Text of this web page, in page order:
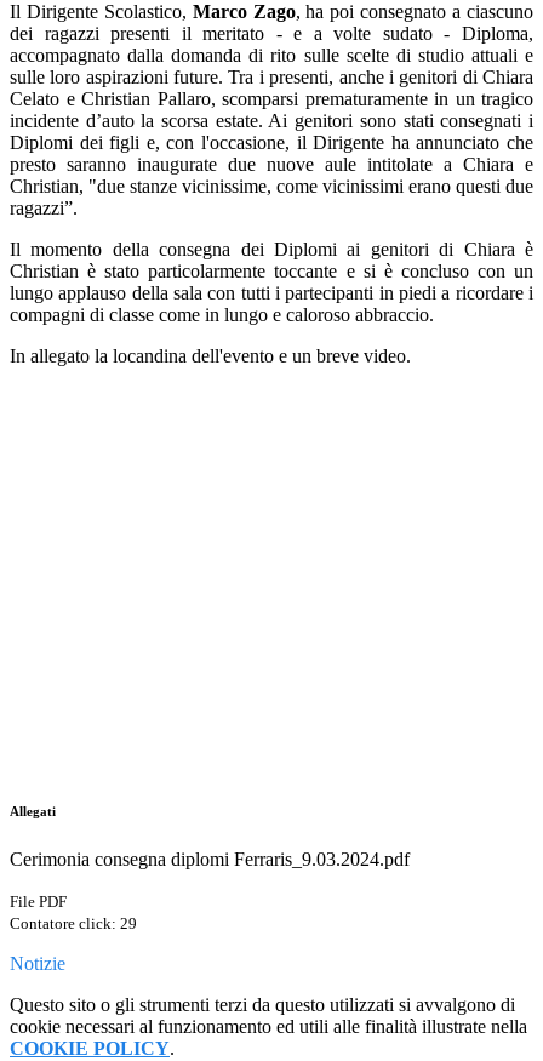
Il Dirigente Scolastico, Marco Zago, ha poi consegnato a ciascuno
dei ragazzi presenti il meritato - e a volte sudato - Diploma,
accompagnato dalla domanda di rito sulle scelte di studio attuali e
sulle loro aspirazioni future. Tra i presenti, anche i genitori di Chiara
Celato e Christian Pallaro, scomparsi prematuramente in un tragico
incidente d’auto la scorsa estate. Ai genitori sono stati consegnati i
Diplomi dei figli e, con l'occasione, il Dirigente ha annunciato che
presto saranno inaugurate due nuove aule intitolate a Chiara e
Christian, "due stanze vicinissime, come vicinissimi erano questi due
ragazzi”.
Il momento della consegna dei Diplomi ai genitori di Chiara è
Christian è stato particolarmente toccante e si è concluso con un
lungo applauso della sala con tutti i partecipanti in piedi a ricordare i
compagni di classe come in lungo e caloroso abbraccio.
In allegato la locandina dell'evento e un breve video.
Allegati
Cerimonia consegna diplomi Ferraris_9.03.2024.pdf
File PDF
Contatore click: 29
Notizie
Questo sito o gli strumenti terzi da questo utilizzati si avvalgono di
cookie necessari al funzionamento ed utili alle finalità illustrate nella
COOKIE POLICY.